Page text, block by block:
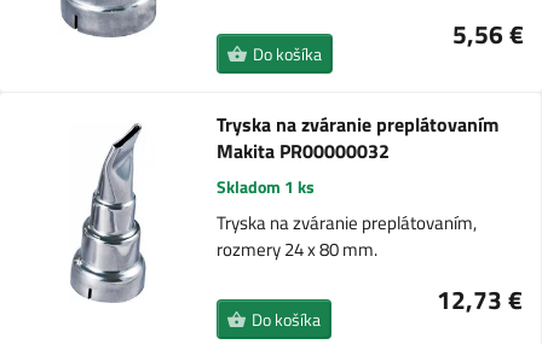
5,56 €
Do košíka
Tryska na zváranie preplátovaním
Makita PR00000032
Skladom 1 ks
Tryska na zváranie preplátovaním,
rozmery 24 x 80 mm.
12,73 €
Do košíka